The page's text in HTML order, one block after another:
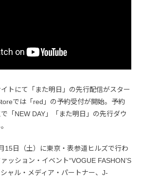
トにて「また明日」の先行配信がスター
では「red」の予約受付が開始。予約
「NEW DAY」「また明日」の先行ダウ
15日（土）に東京・表参道ヒルズで行わ
ッション・イベント“VOGUE FASHON’S
ャル・メディア・パートナー、J-